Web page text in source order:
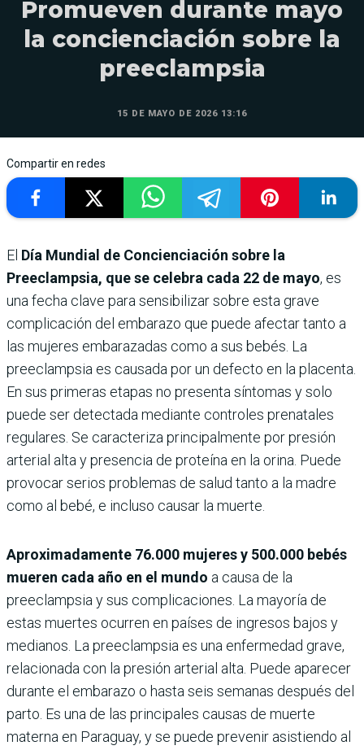
Promueven durante mayo
la concienciación sobre la
preeclampsia
15 DE MAYO DE 2026 13:16
Compartir en redes
El Día Mundial de Concienciación sobre la
Preeclampsia, que se celebra cada 22 de mayo, es
una fecha clave para sensibilizar sobre esta grave
complicación del embarazo que puede afectar tanto a
las mujeres embarazadas como a sus bebés. La
preeclampsia es causada por un defecto en la placenta.
En sus primeras etapas no presenta síntomas y solo
puede ser detectada mediante controles prenatales
regulares. Se caracteriza principalmente por presión
arterial alta y presencia de proteína en la orina. Puede
provocar serios problemas de salud tanto a la madre
como al bebé, e incluso causar la muerte.
Aproximadamente 76.000 mujeres y 500.000 bebés
mueren cada año en el mundo a causa de la
preeclampsia y sus complicaciones. La mayoría de
estas muertes ocurren en países de ingresos bajos y
medianos. La preeclampsia es una enfermedad grave,
relacionada con la presión arterial alta. Puede aparecer
durante el embarazo o hasta seis semanas después del
parto. Es una de las principales causas de muerte
materna en Paraguay, y se puede prevenir asistiendo al